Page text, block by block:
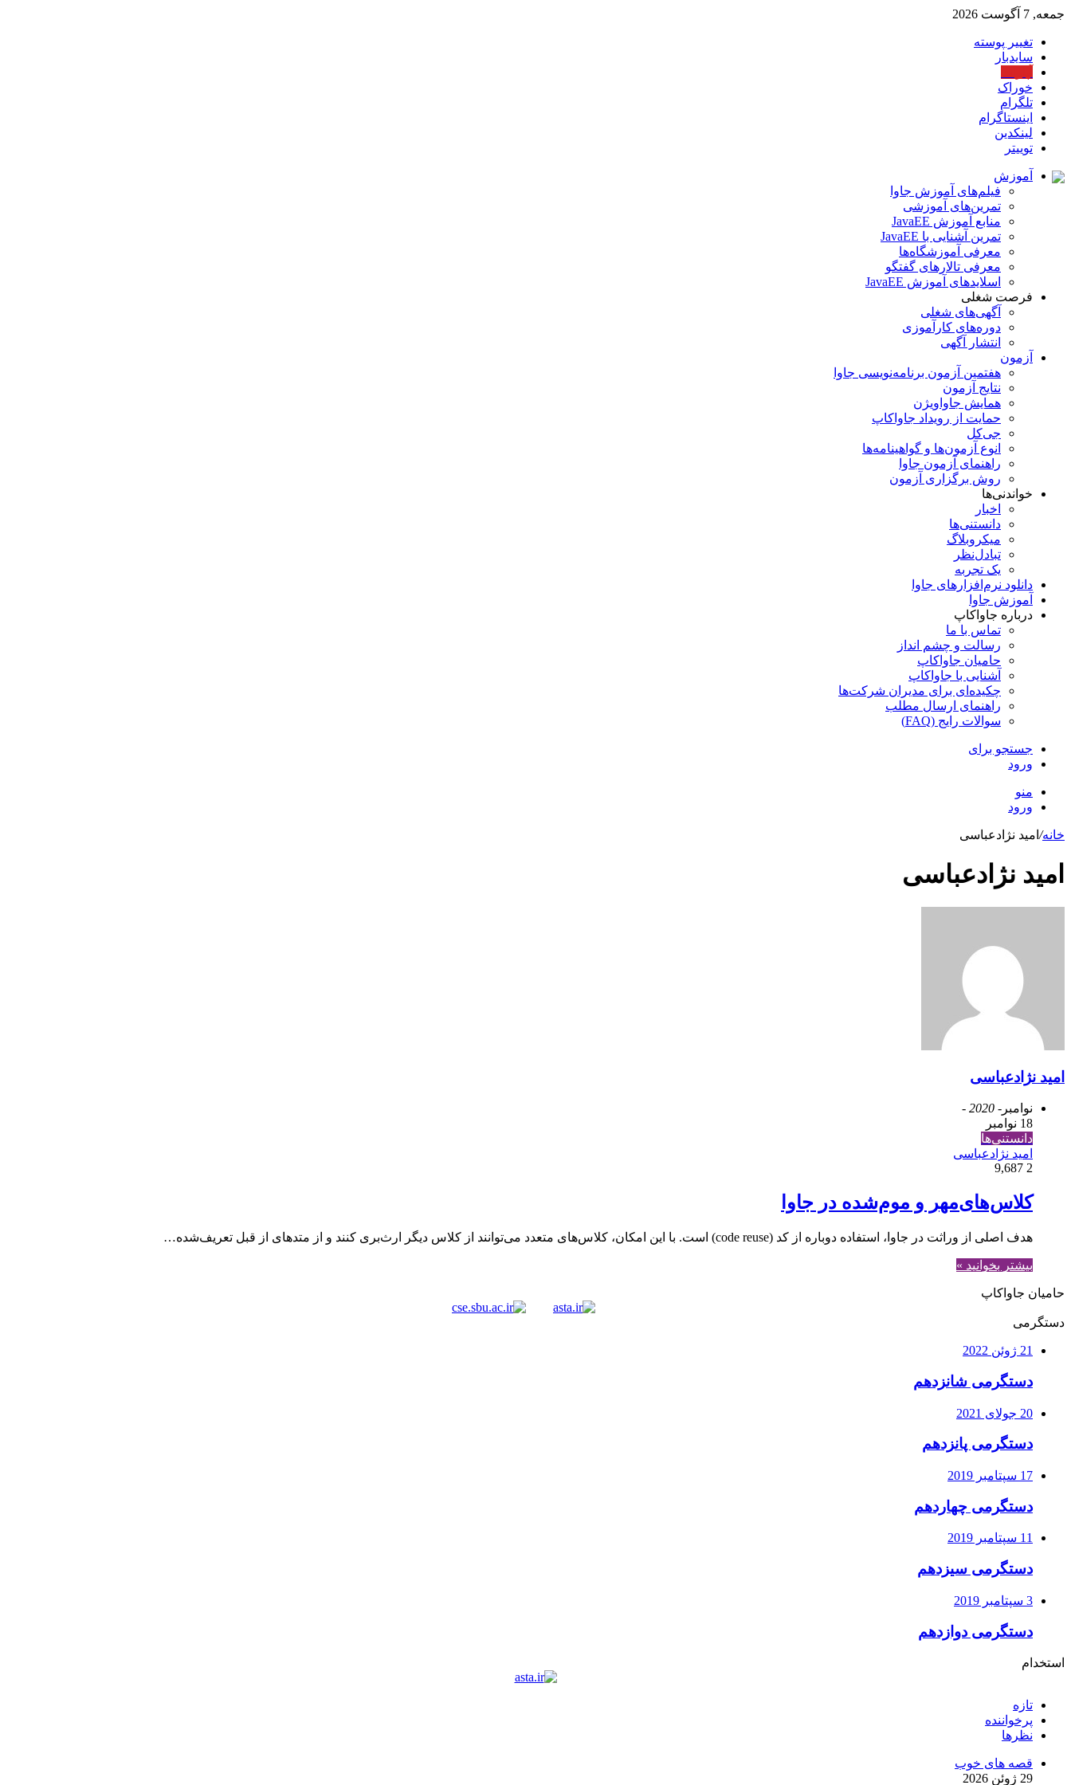
جمعه, 7 آگوست 2026
تغییر پوسته
سایدبار
خوراک
تلگرام
اینستاگرام
لینکدین
توییتر
آموزش
فیلم‌های آموزش جاوا
تمرین‌های آموزشی
منابع آموزش JavaEE
تمرین آشنایی با JavaEE
معرفی آموزشگاه‌ها
معرفی تالارهای گفتگو
اسلایدهای آموزش JavaEE
فرصت شغلی
آگهی‌های شغلی
دوره‌های کارآموزی
انتشار آگهی
آزمون
هفتمین آزمون برنامه‌نویسی جاوا
نتایج آزمون
همایش جاواویژن
حمایت از رویداد جاواکاپ
جی‌کل
انوع آزمون‌ها و گواهینامه‌ها
راهنمای آزمون جاوا
روش برگزاری آزمون
خواندنی‌ها
اخبار
دانستنی‌ها
میکروبلاگ
تبادل‌نظر
یک تجربه
دانلود نرم‌افزارهای جاوا
آموزش جاوا
درباره جاواکاپ
تماس با ما
رسالت و چشم انداز
حامیان جاواکاپ
آشنایی با جاواکاپ
چکیده‌ای برای مدیران شرکت‌ها
راهنمای ارسال مطلب
سوالات رایج (FAQ)
جستجو برای
ورود
منو
ورود
خانه/ امید نژادعباسی
امید نژادعباسی
امید نژادعباسی
نوامبر - 2020 -
18 نوامبر
دانستنی‌ها
امید نژادعباسی
2
کلاس‌های‌مهر و موم‌شده در جاوا
هدف اصلی از وراثت در جاوا، استفاده دوباره از کد (code reuse) است. با این امکان، کلاس‌های متعدد می‌توانند از کلاس دیگر ارث‌بری کنند و از متد‌های از قبل تعریف‌شده…
بیشتر بخوانید »
حامیان جاواکاپ
دستگرمی
21 ژوئن 2022
دستگرمی شانزدهم
20 جولای 2021
دستگرمی پانزدهم
17 سپتامبر 2019
دستگرمی چهاردهم
11 سپتامبر 2019
دستگرمی سیزدهم
3 سپتامبر 2019
دستگرمی دوازدهم
استخدام
تازه
پرخواننده
نظرها
قصه های خوب
29 ژوئن 2026